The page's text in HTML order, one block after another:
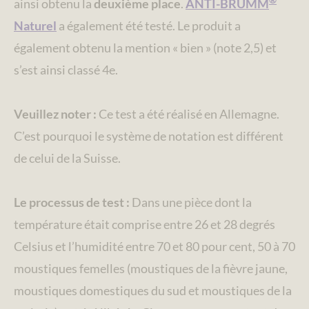
ainsi obtenu ladeuxième place.ANTI-BRUMM
Naturel a également été testé. Le produit a
également obtenu la mention « bien » (note 2,5) et
s’est ainsi classé 4e.
Veuillez noter : Ce test a été réalisé en Allemagne.
C’est pourquoi le système de notation est différent
de celui de la Suisse.
Le processus de test : Dans une pièce dont la
température était comprise entre 26 et 28 degrés
Celsius et l’humidité entre 70 et 80 pour cent, 50 à 70
moustiques femelles (moustiques de la fièvre jaune,
moustiques domestiques du sud et moustiques de la